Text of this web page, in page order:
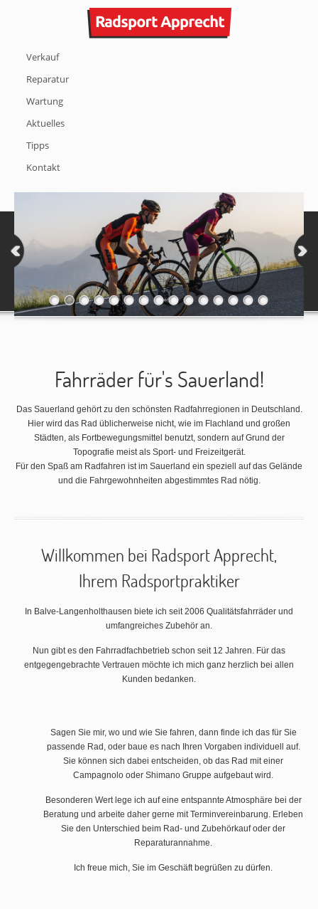
Verkauf
Reparatur
Wartung
Aktuelles
Tipps
Kontakt
Fahrräder für's Sauerland!
Das Sauerland gehört zu den schönsten Radfahrregionen in Deutschland.
Hier wird das Rad üblicherweise nicht, wie im Flachland und großen
Städten, als Fortbewegungsmittel benutzt, sondern auf Grund der
Topografie meist als Sport- und Freizeitgerät.
Für den Spaß am Radfahren ist im Sauerland ein speziell auf das Gelände
und die Fahrgewohnheiten abgestimmtes Rad nötig.
Willkommen bei Radsport Apprecht,
Ihrem Radsportpraktiker
In Balve-Langenholthausen biete ich seit 2006 Qualitätsfahrräder und
umfangreiches Zubehör an.
Nun gibt es den Fahrradfachbetrieb schon seit 12 Jahren. Für das
entgegengebrachte Vertrauen möchte ich mich ganz herzlich bei allen
Kunden bedanken.
Sagen Sie mir, wo und wie Sie fahren, dann finde ich das für Sie
passende Rad, oder baue es nach Ihren Vorgaben individuell auf.
Sie können sich dabei entscheiden, ob das Rad mit einer
Campagnolo oder Shimano Gruppe aufgebaut wird.
Besonderen Wert lege ich auf eine entspannte Atmosphäre bei der
Beratung und arbeite daher gerne mit Terminvereinbarung. Erleben
Sie den Unterschied beim Rad- und Zubehörkauf oder der
Reparaturannahme.
Ich freue mich, Sie im Geschäft begrüßen zu dürfen.